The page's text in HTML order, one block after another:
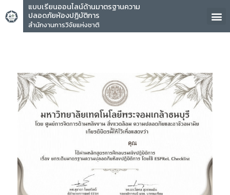
แบบเรียนออนไลน์ด้านมาตรฐานความ
ปลอดภัยห้องปฏิบัติการ
สำนักงานการวิจัยแห่งชาติ
คุณ